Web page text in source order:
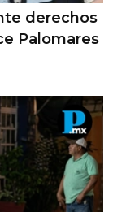
derechos
Palomares